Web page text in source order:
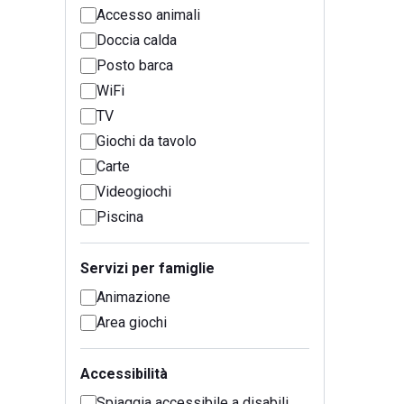
Accesso animali
Doccia calda
Posto barca
WiFi
TV
Giochi da tavolo
Carte
Videogiochi
Piscina
Servizi per famiglie
Animazione
Area giochi
Accessibilità